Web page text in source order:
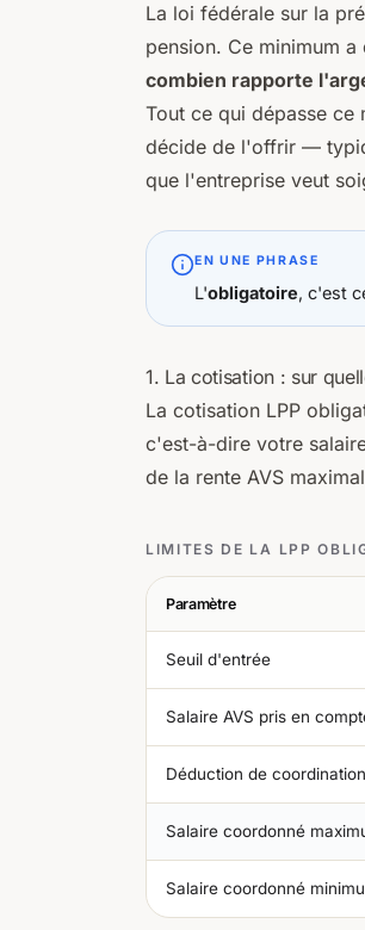
La loi fédérale sur la
pension. Ce minimum
combien rapporte
Tout ce qui dépasse
décide de l'offrir —
que l'entreprise veut
EN UNE PHRASE
L'obligatoire, c'est
1. La cotisation : sur
La cotisation LPP
c'est-à-dire votre
de la rente AVS
LIMITES DE LA LPP
Paramètre
Seuil d'entrée
Salaire AVS pris en
Déduction de coordination
Salaire coordonné
Salaire coordonné